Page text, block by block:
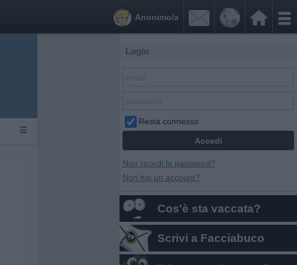


Anonimo/a
☰
Login
Resta connesso
Non ricordi la password?
Non hai un account?
Cos'è sta vaccata?
Scrivi a Facciabuco